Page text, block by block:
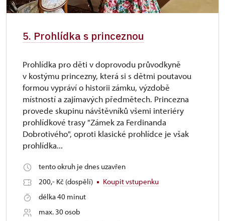
5. Prohlídka s princeznou
Prohlídka pro děti v doprovodu průvodkyně
v kostýmu princezny, která si s dětmi poutavou
formou vypráví o historii zámku, výzdobě
místností a zajímavých předmětech. Princezna
provede skupinu návštěvníků všemi interiéry
prohlídkové trasy "Zámek za Ferdinanda
Dobrotivého", oproti klasické prohlídce je však
prohlídka...
tento okruh je dnes uzavřen
200,- Kč (dospělí)
Koupit vstupenku
délka 40 minut
max. 30 osob